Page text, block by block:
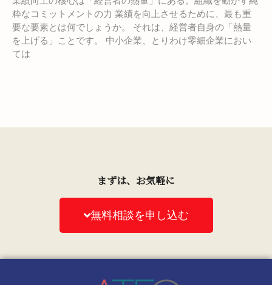
粋なコミットメントの力 業績を向上させるために、最も重
要な要素とは何でしょうか。 それは、経営者自身の「熱量
を上げる」ことです。 中小企業、とりわけ零細企業におい
ては
まずは、お気軽に
無料相談を申し込む